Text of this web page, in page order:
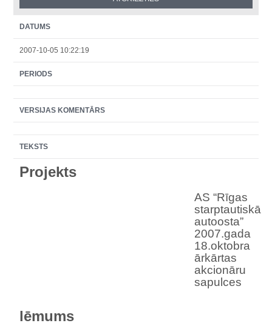
DATUMS
2007-10-05 10:22:19
PERIODS
VERSIJAS KOMENTĀRS
TEKSTS
Projekts
AS “Rīgas
starptautiskā
autoosta”
2007.gada
18.oktobra
ārkārtas
akcionāru
sapulces
lēmums